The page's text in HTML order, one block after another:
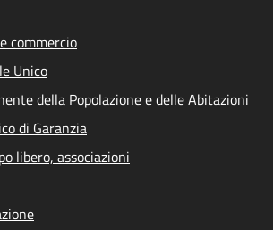
commercio
Unico
della Popolazione e delle Abitazioni
di Garanzia
libero, associazioni